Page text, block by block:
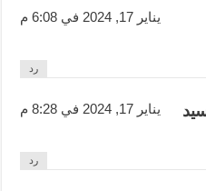
يناير 17, 2024 في 6:08 م
رد
يناير 17, 2024 في 8:28 م
رد